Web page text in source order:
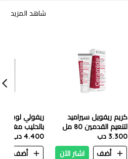
شاهد المزيد
كريم ريفويل سيراميد
لتنعيم القدمين 80 مل
3.300 دب
أضف
اشتر الآن
ريفولي لوشن
بالحليب
٢٥٠ مل
4.400 دب
أضف